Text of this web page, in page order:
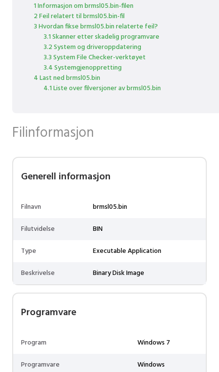
1 Informasjon om brmsl05.bin-filen
2 Feil relatert til brmsl05.bin-fil
3 Hvordan fikse brmsl05.bin relaterte feil?
3.1 Skanner etter skadelig programvare
3.2 System og driveroppdatering
3.3 System File Checker-verktøyet
3.4 Systemgjenoppretting
4 Last ned brmsl05.bin
4.1 Liste over filversjoner av brmsl05.bin
Filinformasjon
Generell informasjon
Filnavn
brmsl05.bin
Filutvidelse
BIN
Type
Executable Application
Beskrivelse
Binary Disk Image
Programvare
Program
Windows 7
Programvare
Windows